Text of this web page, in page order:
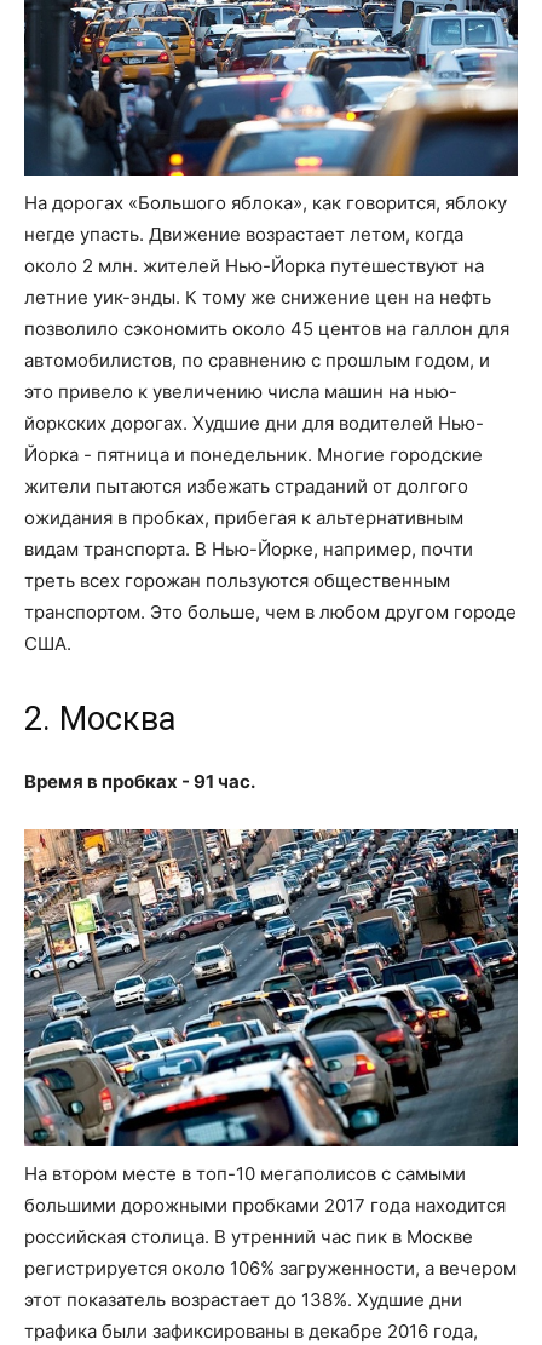
На дорогах «Большого яблока», как говорится, яблоку
негде упасть. Движение возрастает летом, когда
около 2 млн. жителей Нью-Йорка путешествуют на
летние уик-энды. К тому же снижение цен на нефть
позволило сэкономить около 45 центов на галлон для
автомобилистов, по сравнению с прошлым годом, и
это привело к увеличению числа машин на нью-
йоркских дорогах. Худшие дни для водителей Нью-
Йорка - пятница и понедельник. Многие городские
жители пытаются избежать страданий от долгого
ожидания в пробках, прибегая к альтернативным
видам транспорта. В Нью-Йорке, например, почти
треть всех горожан пользуются общественным
транспортом. Это больше, чем в любом другом городе
США.
2. Москва
Время в пробках - 91 час.
На втором месте в топ-10 мегаполисов с самыми
большими дорожными пробками 2017 года находится
российская столица. В утренний час пик в Москве
регистрируется около 106% загруженности, а вечером
этот показатель возрастает до 138%. Худшие дни
трафика были зафиксированы в декабре 2016 года,